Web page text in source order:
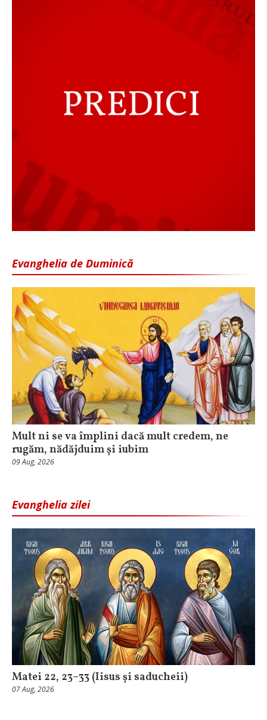
Evanghelia de Duminică
Mult ni se va împlini dacă mult credem, ne
rugăm, nădăjduim și iubim
09 Aug, 2026
Evanghelia zilei
Matei 22, 23–33 (Iisus și saducheii)
07 Aug, 2026